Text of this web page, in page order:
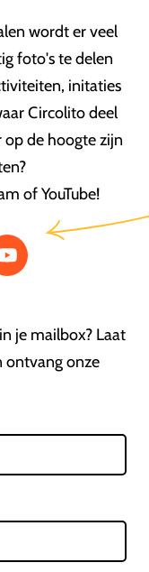
wordt er veel
foto's te delen
initaties
Circolito deel
op de hoogte zijn
of YouTube!
je mailbox? Laat
ontvang onze